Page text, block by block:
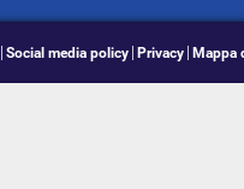
Social media policy Privacy Mappa